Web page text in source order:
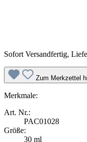
Sofort Versandfertig,
Zum Merkzettel
Merkmale:
Art. Nr.:
PAC01028
Größe:
30 ml